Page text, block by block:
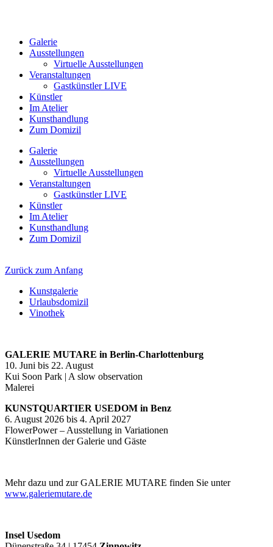
Galerie
Ausstellungen
Virtuelle Ausstellungen
Veranstaltungen
Gastkünstler LIVE
Künstler
Im Atelier
Kunsthandlung
Zum Domizil
Galerie
Ausstellungen
Virtuelle Ausstellungen
Veranstaltungen
Gastkünstler LIVE
Künstler
Im Atelier
Kunsthandlung
Zum Domizil
Zurück zum Anfang
Kunstgalerie
Urlaubsdomizil
Vinothek
GALERIE MUTARE in Berlin-Charlottenburg
10. Juni bis 22. August
Kui Soon Park | A slow observation
Malerei
KUNSTQUARTIER USEDOM in Benz
6. August 2026 bis 4. April 2027
FlowerPower – Ausstellung in Variationen
KünstlerInnen der Galerie und Gäste
Mehr dazu und zur GALERIE MUTARE finden Sie unter
www.galeriemutare.de
Insel Usedom